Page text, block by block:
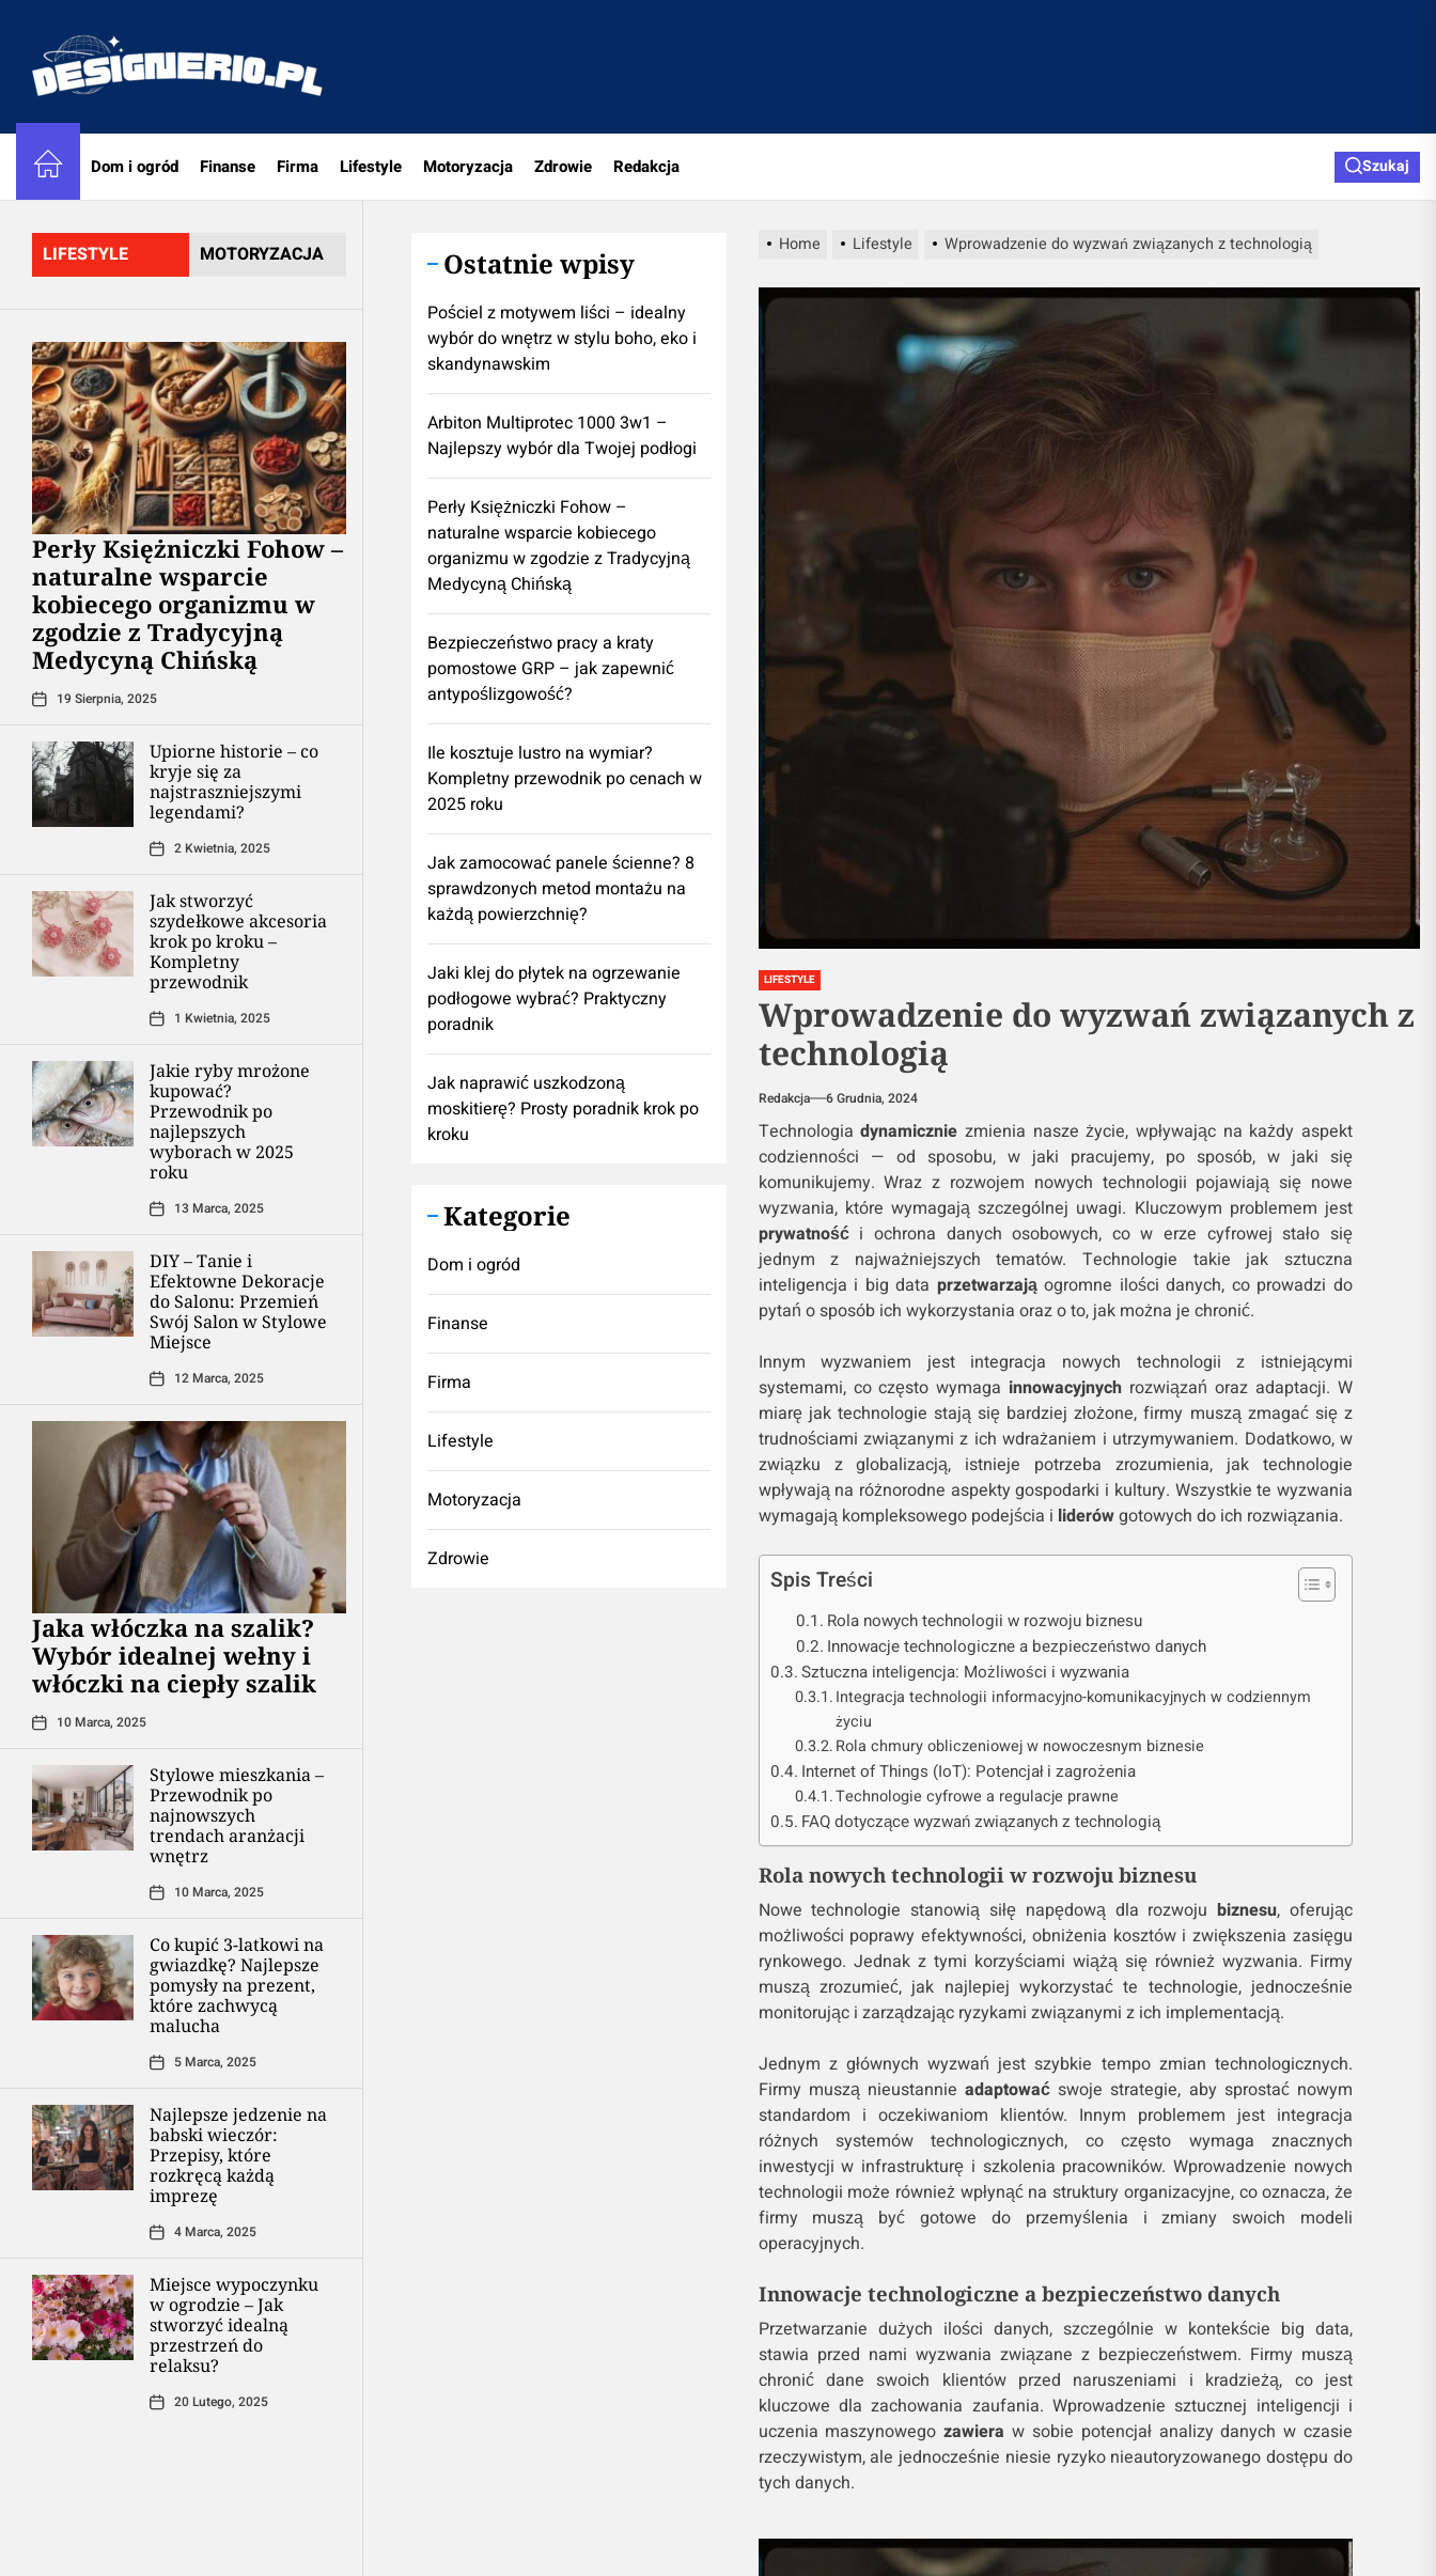
content
Dom i ogród Finanse Firma Lifestyle Motoryzacja Zdrowie Redakcja Szukaj
LIFESTYLE MOTORYZACJA
Perły Księżniczki Fohow –
naturalne wsparcie
kobiecego organizmu w
zgodzie z Tradycyjną
Medycyną Chińską
19 Sierpnia, 2025
Upiorne historie – co
kryje się za
najstraszniejszymi
legendami?
2 Kwietnia, 2025
Jak stworzyć
szydełkowe akcesoria
krok po kroku –
Kompletny
przewodnik
1 Kwietnia, 2025
Jakie ryby mrożone
kupować?
Przewodnik po
najlepszych
wyborach w 2025
roku
13 Marca, 2025
DIY – Tanie i
Efektowne Dekoracje
do Salonu: Przemień
Swój Salon w Stylowe
Miejsce
12 Marca, 2025
Jaka włóczka na szalik?
Wybór idealnej wełny i
włóczki na ciepły szalik
10 Marca, 2025
Stylowe mieszkania –
Przewodnik po
najnowszych
trendach aranżacji
wnętrz
10 Marca, 2025
Co kupić 3-latkowi na
gwiazdkę? Najlepsze
pomysły na prezent,
które zachwycą
malucha
5 Marca, 2025
Najlepsze jedzenie na
babski wieczór:
Przepisy, które
rozkręcą każdą
imprezę
4 Marca, 2025
Miejsce wypoczynku
w ogrodzie – Jak
stworzyć idealną
przestrzeń do
relaksu?
20 Lutego, 2025
Home Lifestyle Wprowadzenie do wyzwań związanych z technologią
LIFESTYLE
Wprowadzenie do wyzwań związanych z
technologią
Redakcja 6 Grudnia, 2024
Technologiadynamicznie zmienia nasze życie, wpływając na każdy aspekt
codzienności — od sposobu, w jaki pracujemy, po sposób, w jaki się
komunikujemy. Wraz z rozwojem nowych technologii pojawiają się nowe
wyzwania, które wymagają szczególnej uwagi. Kluczowym problemem jest
prywatnośći ochrona danych osobowych, co w erze cyfrowej stało się
jednym z najważniejszych tematów. Technologie takie jak sztuczna
inteligencja i big data przetwarzająogromne ilości danych, co prowadzi do
pytań o sposób ich wykorzystania oraz o to, jak można je chronić.
Innym wyzwaniem jest integracja nowych technologii z istniejącymi
systemami, co często wymaga innowacyjnych rozwiązań oraz adaptacji. W
miarę jak technologie stają się bardziej złożone, firmy muszą zmagać się z
trudnościami związanymi z ich wdrażaniem i utrzymywaniem. Dodatkowo, w
związku z globalizacją, istnieje potrzeba zrozumienia, jak technologie
wpływają na różnorodne aspekty gospodarki i kultury. Wszystkie te wyzwania
wymagają kompleksowego podejścia i liderówgotowych do ich rozwiązania.
Spis Treści
Rola nowych technologii w rozwoju biznesu
Innowacje technologiczne a bezpieczeństwo danych
Sztuczna inteligencja: Możliwości i wyzwania
Integracja technologii informacyjno-komunikacyjnych w codziennym
życiu
Rola chmury obliczeniowej w nowoczesnym biznesie
Internet of Things (IoT): Potencjał i zagrożenia
Technologie cyfrowe a regulacje prawne
FAQ dotyczące wyzwań związanych z technologią
Rola nowych technologii w rozwoju biznesu
Nowe technologie stanowią siłę napędową dla rozwojubiznesu, oferując
możliwości poprawy efektywności, obniżenia kosztów i zwiększenia zasięgu
rynkowego. Jednak z tymi korzyściami wiążą się również wyzwania. Firmy
muszą zrozumieć, jak najlepiej wykorzystać te technologie, jednocześnie
monitorując i zarządzając ryzykami związanymi z ich implementacją.
Jednym z głównych wyzwań jest szybkie tempo zmian technologicznych.
Firmy muszą nieustannieadaptować swoje strategie, aby sprostać nowym
standardom i oczekiwaniom klientów. Innym problemem jest integracja
różnych systemów technologicznych, co często wymaga znacznych
inwestycji w infrastrukturę i szkolenia pracowników. Wprowadzenie nowych
technologii może również wpłynąć na struktury organizacyjne, co oznacza, że
firmy muszą być gotowe do przemyślenia i zmiany swoich modeli
operacyjnych.
Innowacje technologiczne a bezpieczeństwo danych
Przetwarzanie dużych ilości danych, szczególnie w kontekście big data,
stawia przed nami wyzwania związane z bezpieczeństwem. Firmy muszą
chronić dane swoich klientów przed naruszeniami i kradzieżą, co jest
kluczowe dla zachowania zaufania. Wprowadzenie sztucznej inteligencji i
uczenia maszynowegozawiera w sobie potencjał analizy danych w czasie
rzeczywistym, ale jednocześnie niesie ryzyko nieautoryzowanego dostępu do
tych danych.
Ostatnie wpisy
Pościel z motywem liści – idealny
wybór do wnętrz w stylu boho, eko i
skandynawskim
Arbiton Multiprotec 1000 3w1 –
Najlepszy wybór dla Twojej podłogi
Perły Księżniczki Fohow –
naturalne wsparcie kobiecego
organizmu w zgodzie z Tradycyjną
Medycyną Chińską
Bezpieczeństwo pracy a kraty
pomostowe GRP – jak zapewnić
antypoślizgowość?
Ile kosztuje lustro na wymiar?
Kompletny przewodnik po cenach w
2025 roku
Jak zamocować panele ścienne? 8
sprawdzonych metod montażu na
każdą powierzchnię?
Jaki klej do płytek na ogrzewanie
podłogowe wybrać? Praktyczny
poradnik
Jak naprawić uszkodzoną
moskitierę? Prosty poradnik krok po
kroku
Kategorie
Dom i ogród
Finanse
Firma
Lifestyle
Motoryzacja
Zdrowie